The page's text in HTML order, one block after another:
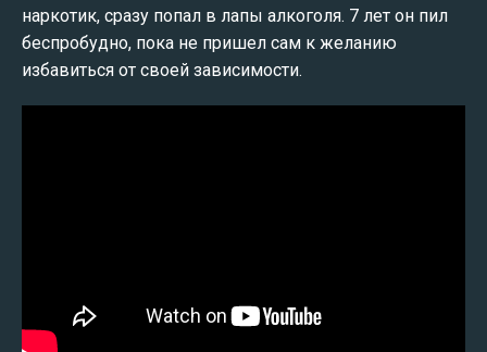
наркотик, сразу попал в лапы алкоголя. 7 лет он пил
беспробудно, пока не пришел сам к желанию
избавиться от своей зависимости.